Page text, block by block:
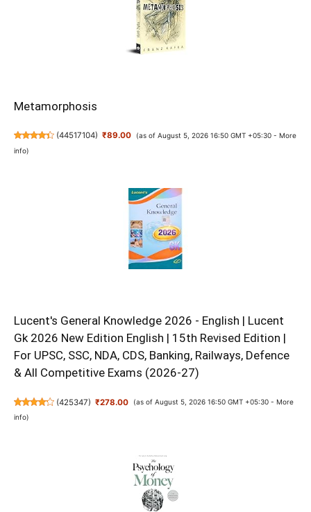
Metamorphosis
(44517104) ₹89.00 (as of August 5, 2026 16:50 GMT +05:30 - More
info)
Lucent's General Knowledge 2026 - English | Lucent
Gk 2026 New Edition English | 15th Revised Edition |
For UPSC, SSC, NDA, CDS, Banking, Railways, Defence
& All Competitive Exams (2026-27)
(425347) ₹278.00 (as of August 5, 2026 16:50 GMT +05:30 - More
info)